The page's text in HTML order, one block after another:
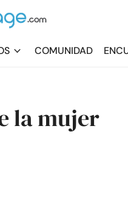
COMUNIDAD
la mujer